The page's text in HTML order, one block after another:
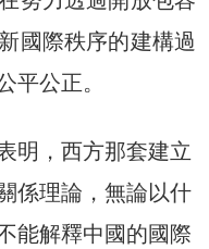
國際秩序的建構過
平公正。
明，西方那套建立
係理論，無論以什
能解釋中國的國際